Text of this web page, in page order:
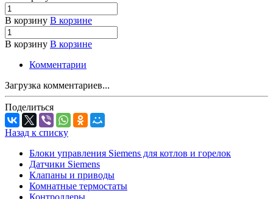
В корзину В корзине
В корзину В корзине
Комментарии
Загрузка комментариев...
Поделиться
Назад к списку
Блоки управления Siemens для котлов и горелок
Датчики Siemens
Клапаны и приводы
Комнатные термостаты
Контроллеры